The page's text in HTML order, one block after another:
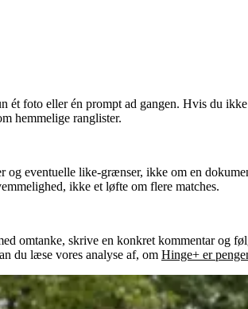
foto eller én prompt ad gangen. Hvis du ikke
hemmelige ranglister.
eventuelle like-grænser, ikke om en
ikke et løfte om flere matches.
omtanke, skrive en konkret kommentar og
du læse vores analyse af, om Hinge+ er